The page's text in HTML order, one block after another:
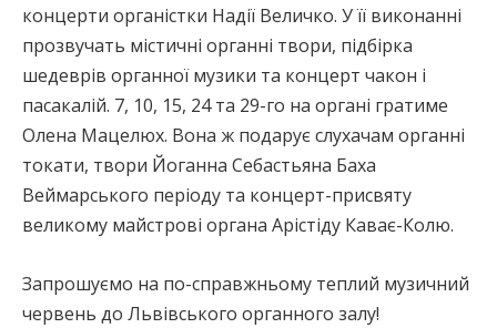
концерти органістки Надії Величко. У її виконанні
прозвучать містичні органні твори, підбірка
шедеврів органної музики та концерт чакон і
пасакалій. 7, 10, 15, 24 та 29-го на органі гратиме
Олена Мацелюх. Вона ж подарує слухачам органні
токати, твори Йоганна Себастьяна Баха
Веймарського періоду та концерт-присвяту
великому майстрові органа Арістіду Каває-Колю.
Запрошуємо на по-справжньому теплий музичний
червень до Львівського органного залу!